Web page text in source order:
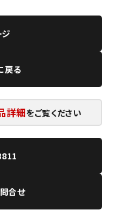
戻る
詳細をご覧ください
合せ